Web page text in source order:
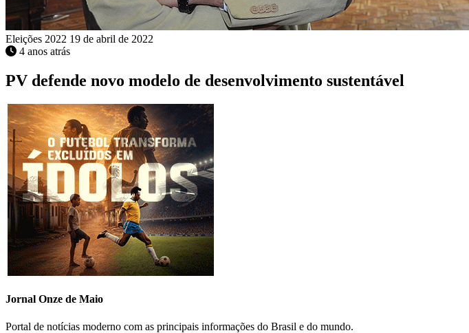
Eleições 2022 19 de abril de 2022
4 anos atrás
PV defende novo modelo de desenvolvimento sustentável
Jornal Onze de Maio
Portal de notícias moderno com as principais informações do Brasil e do mundo.